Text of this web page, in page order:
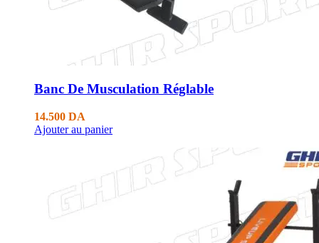
Banc De Musculation Réglable
14.500 DA
Ajouter au panier